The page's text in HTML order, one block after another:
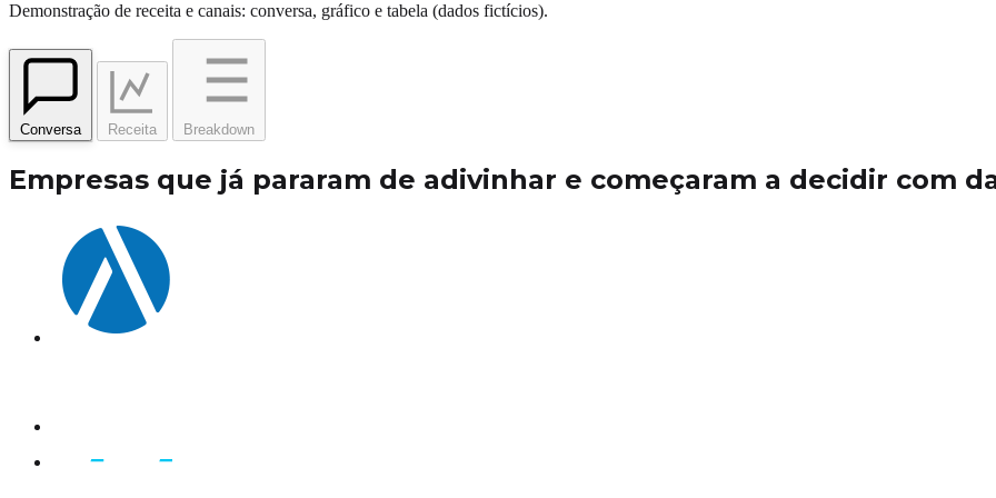
Demonstração de receita e canais: conversa, gráfico e tabela (dados fictícios).
Conversa Receita Breakdown
Empresas que já pararam de adivinhar e começaram a decidir com